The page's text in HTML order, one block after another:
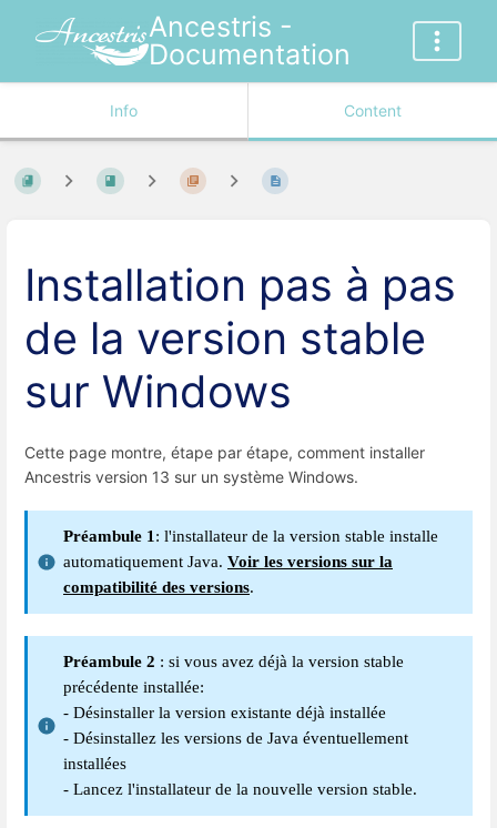
Ancestris -
Documentation
Info Content
Installation pas à pas
de la version stable
sur Windows
Cette page montre, étape par étape, comment installer
Ancestris version 13 sur un système Windows.
Préambule 1 : l'installateur de la version stable installe
automatiquement Java. Voir les versions sur la
compatibilité des versions.
Préambule 2 : si vous avez déjà la version stable
précédente installée:
- Désinstaller la version existante déjà installée
- Désinstallez les versions de Java éventuellement
installées
- Lancez l'installateur de la nouvelle version stable.